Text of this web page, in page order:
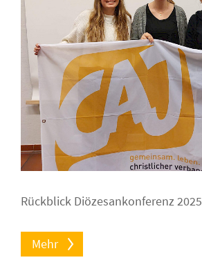
Rückblick Diözesankonferenz 2025
Mehr